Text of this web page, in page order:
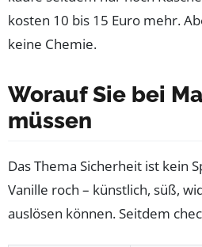
kosten 10 bis 15 Euro mehr.
keine Chemie.
Worauf Sie bei
müssen
Das Thema Sicherheit ist kein
Vanille roch – künstlich, süß,
auslösen können. Seitdem